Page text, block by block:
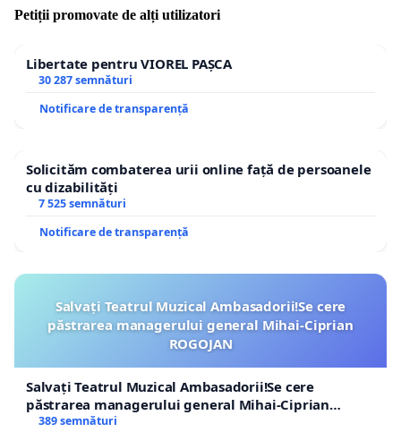
Petiții promovate de alți utilizatori
Libertate pentru VIOREL PAȘCA
30 287 semnături
Notificare de transparență
Solicităm combaterea urii online față de persoanele
cu dizabilități
7 525 semnături
Notificare de transparență
Salvați Teatrul Muzical Ambasadorii!Se cere
păstrarea managerului general Mihai-Ciprian
ROGOJAN
Salvați Teatrul Muzical Ambasadorii!Se cere
păstrarea managerului general Mihai-Ciprian
ROGOJAN
389 semnături